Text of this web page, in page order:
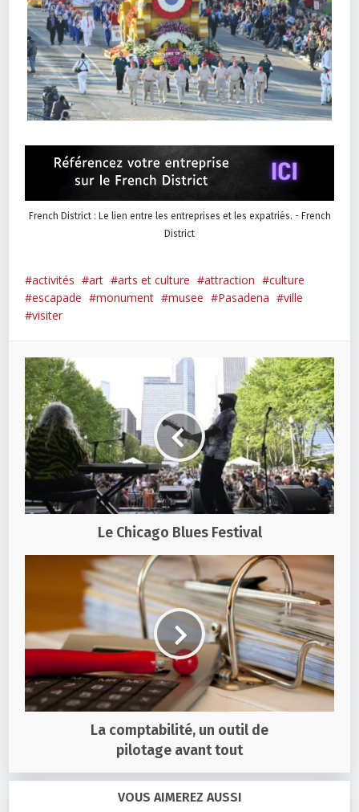
French District : Le lien entre les entreprises et les expatriés. - French
District
activités art arts et culture attraction
culture
escapade
monument musee Pasadena
ville
visiter
Le Chicago Blues Festival
La comptabilité, un outil de
pilotage avant tout
VOUS AIMEREZ AUSSI